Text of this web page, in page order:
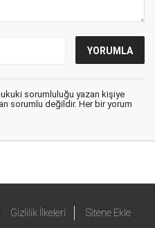
sorumluluğu yazan kişiye
sorumlu değildir. Her bir yorum
Gizlilik İlkeleri Sitene Ekle